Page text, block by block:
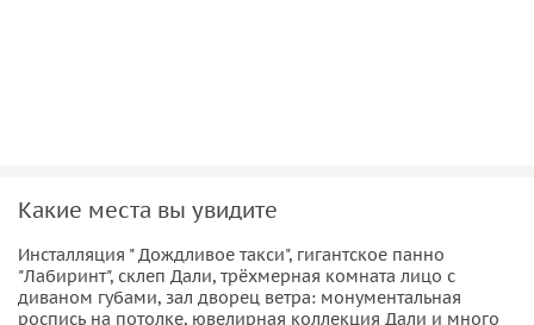
Мои экскурсии всегда проходят в доброжелательной
полезная информация помогут сделать ваш отдых более
комфортным и по-настоящему приятным.
Какие места вы увидите
Инсталляция " Дождливое такси", гигантское панно
"Лабиринт", склеп Дали, трёхмерная комната лицо с
диваном губами, зал дворец ветра: монументальная
роспись на потолке, ювелирная коллекция Дали и много